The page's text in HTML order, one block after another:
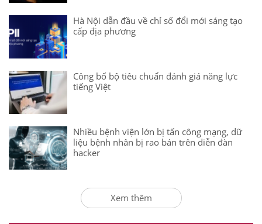
Hà Nội dẫn đầu về chỉ số đổi mới sáng tạo
cấp địa phương
Công bố bộ tiêu chuẩn đánh giá năng lực
tiếng Việt
Nhiều bệnh viện lớn bị tấn công mạng, dữ
liệu bệnh nhân bị rao bán trên diễn đàn
hacker
Xem thêm